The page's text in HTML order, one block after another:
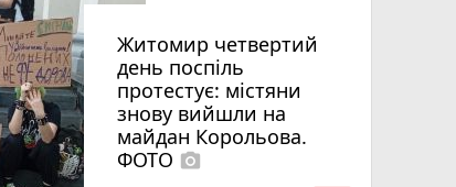
Житомир четвертий
день поспіль
протестує: містяни
знову вийшли на
майдан Корольова.
ФОТО photo_camera